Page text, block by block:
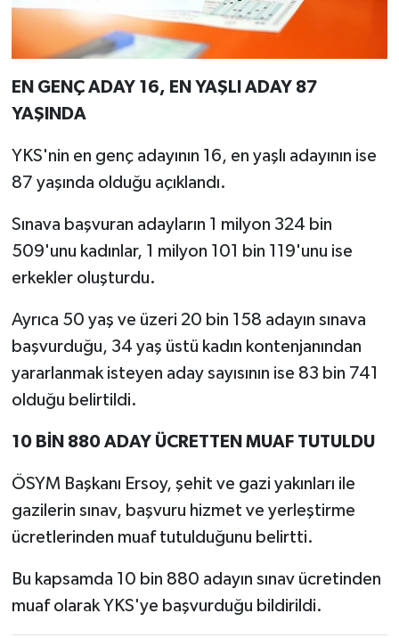
EN GENÇ ADAY 16, EN YAŞLI ADAY 87
YAŞINDA
YKS'nin en genç adayının 16, en yaşlı adayının ise
87 yaşında olduğu açıklandı.
Sınava başvuran adayların 1 milyon 324 bin
509'unu kadınlar, 1 milyon 101 bin 119'unu ise
erkekler oluşturdu.
Ayrıca 50 yaş ve üzeri 20 bin 158 adayın sınava
başvurduğu, 34 yaş üstü kadın kontenjanından
yararlanmak isteyen aday sayısının ise 83 bin 741
olduğu belirtildi.
10 BİN 880 ADAY ÜCRETTEN MUAF TUTULDU
ÖSYM Başkanı Ersoy, şehit ve gazi yakınları ile
gazilerin sınav, başvuru hizmet ve yerleştirme
ücretlerinden muaf tutulduğunu belirtti.
Bu kapsamda 10 bin 880 adayın sınav ücretinden
muaf olarak YKS'ye başvurduğu bildirildi.